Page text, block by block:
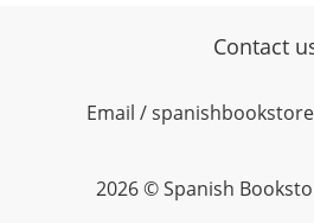
Contact
Email /
2026 © Spanish